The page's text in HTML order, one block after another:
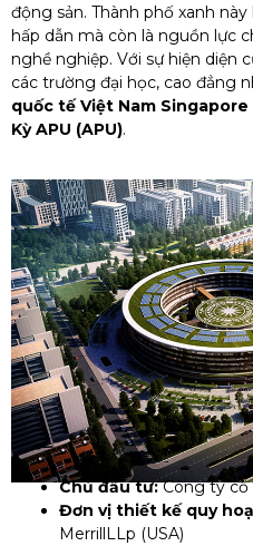
động sản. Thành phố xanh
hấp dẫn mà còn là nguồn lực
nghề nghiệp. Với sự hiện diện
các trường đại học, cao đẳng
quốc tế Việt Nam Singapore
Kỳ APU (APU).
Chủ đầu tư:Công ty cổ
Đơn vị thiết kế quy
MerrillLLp (USA)